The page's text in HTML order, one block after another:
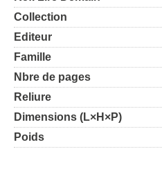
Collection
Editeur
Famille
Nbre de pages
Reliure
Dimensions (L×H×P)
Poids